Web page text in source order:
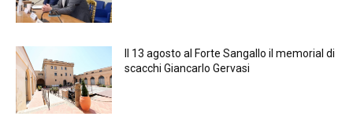
Il 13 agosto al Forte Sangallo il memorial di
scacchi Giancarlo Gervasi